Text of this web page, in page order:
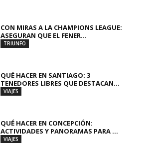
CON MIRAS A LA CHAMPIONS LEAGUE:
ASEGURAN QUE EL FENER...
TRIUNFO
QUÉ HACER EN SANTIAGO: 3
TENEDORES LIBRES QUE DESTACAN...
VIAJES
QUÉ HACER EN CONCEPCIÓN:
ACTIVIDADES Y PANORAMAS PARA ...
VIAJES